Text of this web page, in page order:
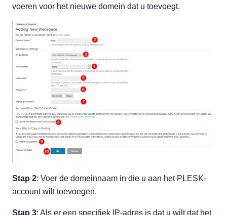
voeren voor het nieuwe domein dat u toevoegt.
Stap 2: Voer de domeinnaam in die u aan het PLESK-
account wilt toevoegen.
Stap 3: Als er een specifiek IP-adres is dat u wilt dat het